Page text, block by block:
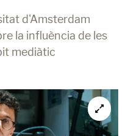
d'Amsterdam
la influència de les
mediàtic